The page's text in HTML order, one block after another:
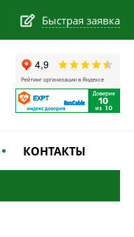
Быстрая заявка
КОНТАКТЫ